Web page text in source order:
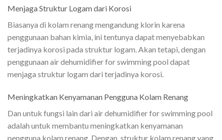
Menjaga Struktur Logam dari Korosi
Biasanya di kolam renang mengandung klorin karena
penggunaan bahan kimia, ini tentunya dapat menyebabkan
terjadinya korosi pada struktur logam. Akan tetapi, dengan
penggunaan air dehumidifier for swimming pool dapat
menjaga struktur logam dari terjadinya korosi.
Meningkatkan Kenyamanan Pengguna Kolam Renang
Dan untuk fungsi lain dari air dehumidifier for swimming pool
adalah untuk membantu meningkatkan kenyamanan
pengguna kolam renang. Dengan struktur kolam renang yang